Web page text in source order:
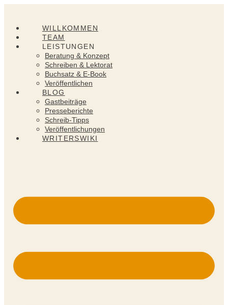
springen
WILLKOMMEN
TEAM
LEISTUNGEN
Beratung & Konzept
Schreiben & Lektorat
Buchsatz & E-Book
Veröffentlichen
BLOG
Gastbeiträge
Presseberichte
Schreib-Tipps
Veröffentlichungen
WRITERSWIKI